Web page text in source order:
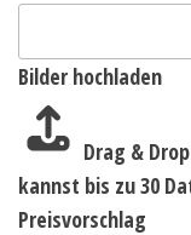
Bilder hochladen
Drag &
kannst bis zu 30
Preisvorschlag